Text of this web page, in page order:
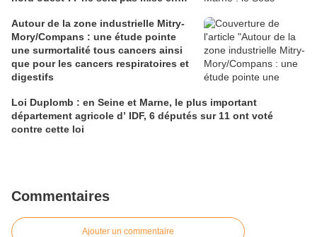
Autour de la zone industrielle Mitry-
Mory/Compans : une étude pointe
une surmortalité tous cancers ainsi
que pour les cancers respiratoires et
digestifs
Loi Duplomb : en Seine et Marne, le plus important
département agricole d’ IDF, 6 députés sur 11 ont voté
contre cette loi
Commentaires
Ajouter un commentaire